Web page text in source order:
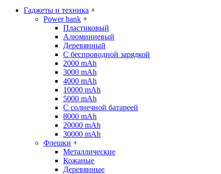
Гаджеты и техника +
Power bank +
Пластиковый
Алюминиевый
Деревянный
С беспроводной зарядкой
2000 mAh
3000 mAh
4000 mAh
10000 mAh
5000 mAh
С солнечной батареей
8000 mAh
20000 mAh
30000 mAh
Флешки +
Металлические
Кожаные
Деревянные